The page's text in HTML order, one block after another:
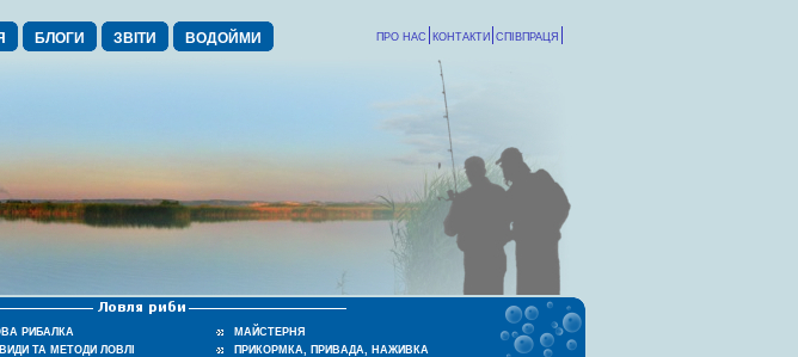
БЛОГИ ЗВІТИ ВОДОЙМИ СПІВПРАЦЯ
КОНТАКТИ
ПРО НАС
РИБАЛКА
ВИДИ ТА МЕТОДИ ЛОВЛІ
МАЙСТЕРНЯ
ПРИКОРМКА, ПРИВАДА, НАЖИВКА